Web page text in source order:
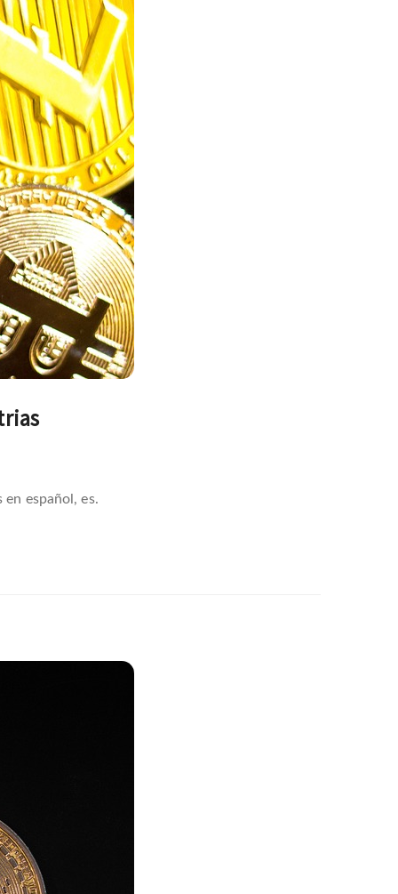
español, es.